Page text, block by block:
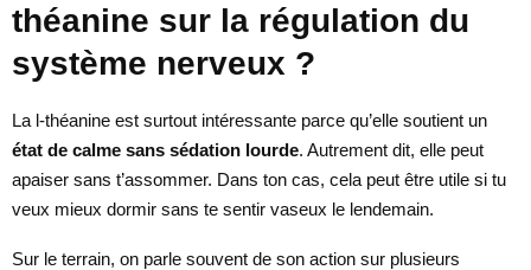
théanine sur la régulation du
système nerveux ?
La l-théanine est surtout intéressante parce qu’elle soutient un
état de calme sans sédation lourde. Autrement dit, elle peut
apaiser sans t’assommer. Dans ton cas, cela peut être utile si tu
veux mieux dormir sans te sentir vaseux le lendemain.
Sur le terrain, on parle souvent de son action sur plusieurs